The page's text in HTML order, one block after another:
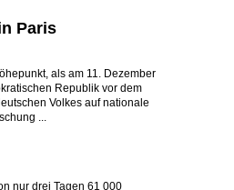
Paris
als am 11. Dezember
Republik vor dem
Volkes auf nationale
...
nur drei Tagen 61 000